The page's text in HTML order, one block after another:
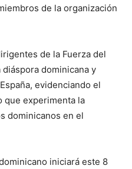
de la organización
de la Fuerza del
dominicana y
evidenciando el
experimenta la
dominicanos en el
iniciará este 8